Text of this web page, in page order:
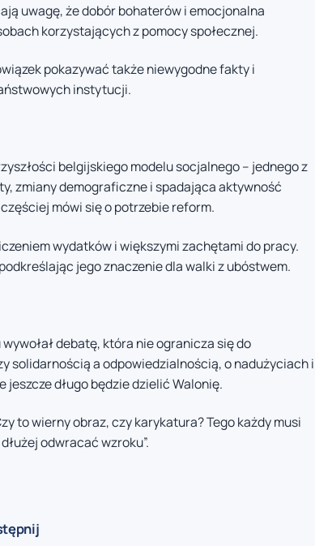
uwagę, że dobór bohaterów i emocjonalna
korzystających z pomocy społecznej.
pokazywać także niewygodne fakty i
instytucji.
belgijskiego modelu socjalnego – jednego z
zmiany demograficzne i spadająca aktywność
mówi się o potrzebie reform.
wydatków i większymi zachętami do pracy.
jego znaczenie dla walki z ubóstwem.
debatę, która nie ogranicza się do
solidarnością a odpowiedzialnością, o nadużyciach i
długo będzie dzielić Walonię.
to wierny obraz, czy karykatura? Tego każdy musi
odwracać wzroku”.